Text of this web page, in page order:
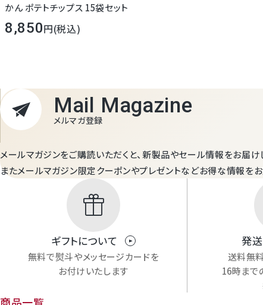
かん ポテトチップス 15袋セット
8,850 (税込)
Mail Magazine
メルマガ登録
メールマガジンをご購読いただくと、新製品やセール情報をお届け
またメールマガジン限定クーポンやプレゼントなどお得な情報をお
featured_seasonal_and_gifts
ギフトについて
無料で熨斗やメッセージカードを
お付けいたします
発
送料無料
16時まで